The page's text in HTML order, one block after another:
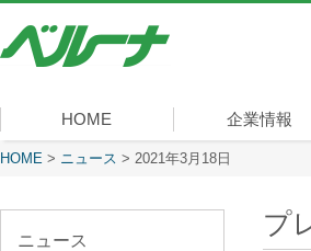
式
ベ
ル
ー
HOME 企業情報
社長メッセージ
会社概要
経営理念
沿革
組織図
事業内容
役員一覧
所在地
現在表示しているページ
HOME > ニュース > 2021年3月18日
プ
ニュース